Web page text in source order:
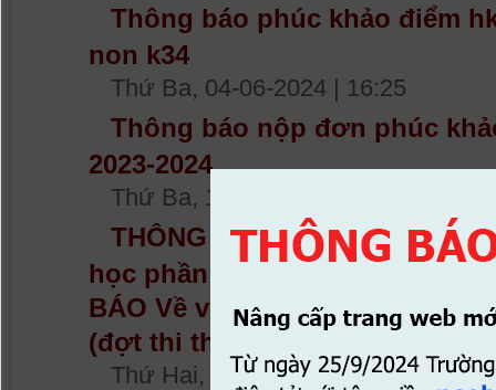
Thông báo phúc khảo điểm
non k34
Thứ Ba, 04-06-2024 | 16:25
Thông báo nộp đơn phúc
2023-2024
Thứ Ba, 14-05-2024 | 15:26
THÔNG BÁO Về việc nộp
học phần (đợt thi tháng 2/
BÁO Về việc nộp đơn phúc
(đợt thi tháng 2/2024) Hệ vừa
Thứ Hai, 01-04-2024 | 09:23